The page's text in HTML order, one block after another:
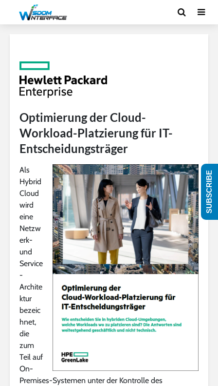
Optimierung der Cloud-
Workload-Platzierung für IT-
Entscheidungsträger
Als
Hybrid
Cloud
wird
eine
Netzw
erk-
und
Service
-
Archite
ktur
bezeic
hnet,
die
zum
Teil auf
On-
Premises-Systemen unter der Kontrolle des
SUBSCRIBE